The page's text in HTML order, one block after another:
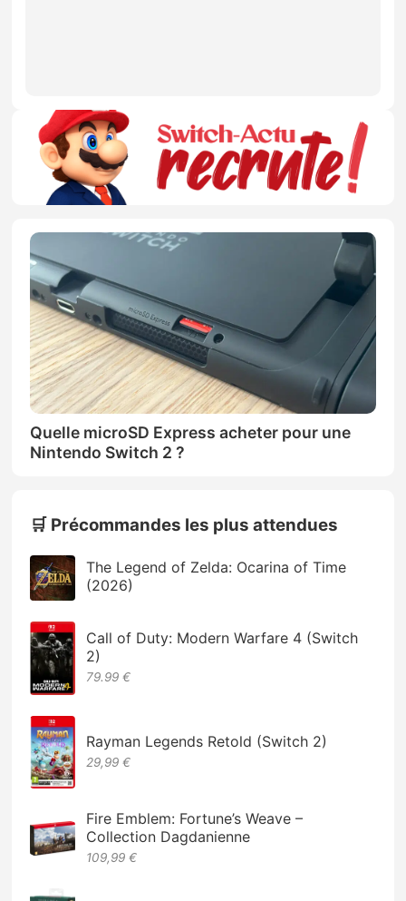
Quelle microSD Express acheter pour une
Nintendo Switch 2 ?
🛒 Précommandes les plus attendues
The Legend of Zelda: Ocarina of Time
(2026)
Call of Duty: Modern Warfare 4 (Switch
2)
79.99 €
Rayman Legends Retold (Switch 2)
29,99 €
Fire Emblem: Fortune’s Weave –
Collection Dagdanienne
109,99 €